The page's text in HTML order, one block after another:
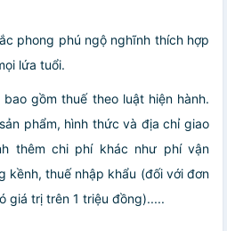
phong phú ngộ nghĩnh thích hợp
lứa tuổi.
gồm thuế theo luật hiện hành.
phẩm, hình thức và địa chỉ giao
thêm chi phí khác như phí vận
kềnh, thuế nhập khẩu (đối với đơn
giá trị trên 1 triệu đồng).....